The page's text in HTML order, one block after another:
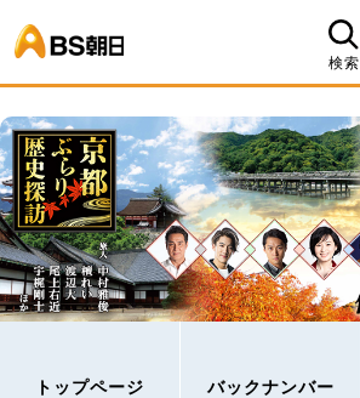
検索
トップページ バックナンバー